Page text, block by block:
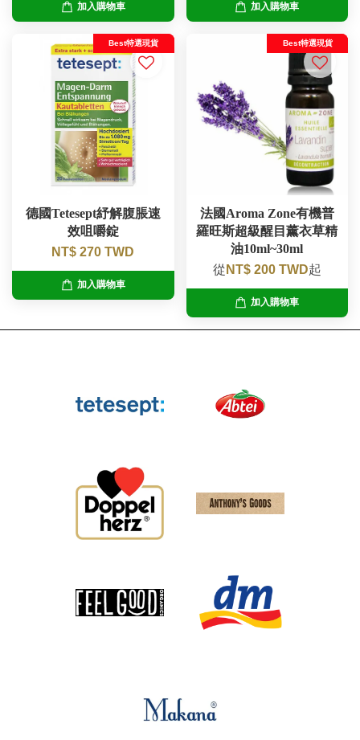
加入購物車 加入購物車
Best特選現貨
德國Tetesept紓解腹脹速
效咀嚼錠
NT$ 270 TWD
加入購物車
Best特選現貨
法國Aroma Zone有機普
羅旺斯超級醒目薰衣草精
油10ml~30ml
從 NT$ 200 TWD起
加入購物車